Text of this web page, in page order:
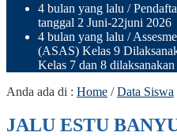
4 bulan yang lalu /
tanggal 2 Juni-22juni 2026
4 bulan yang lalu /
(ASAS) Kelas 9
Kelas 7 dan 8
Anda ada di : Home /Data Siswa
JALU ESTU